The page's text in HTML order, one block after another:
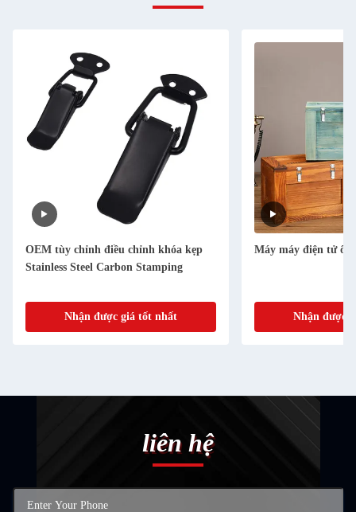
OEM tùy chỉnh điều chỉnh khóa kẹp
Stainless Steel Carbon Stamping
Nhận được giá tốt nhất
Máy máy điện tử ô
Nhận được
liên hệ